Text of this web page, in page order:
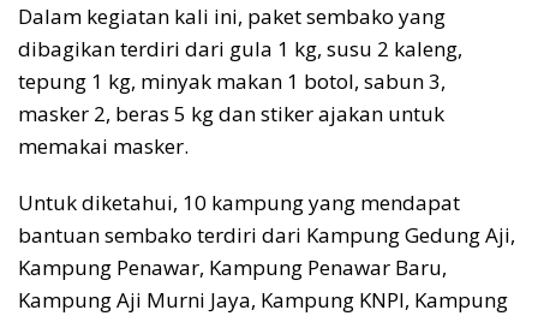
Dalam kegiatan kali ini, paket sembako yang
dibagikan terdiri dari gula 1 kg, susu 2 kaleng,
tepung 1 kg, minyak makan 1 botol, sabun 3,
masker 2, beras 5 kg dan stiker ajakan untuk
memakai masker.
Untuk diketahui, 10 kampung yang mendapat
bantuan sembako terdiri dari Kampung Gedung Aji,
Kampung Penawar, Kampung Penawar Baru,
Kampung Aji Murni Jaya, Kampung KNPI, Kampung